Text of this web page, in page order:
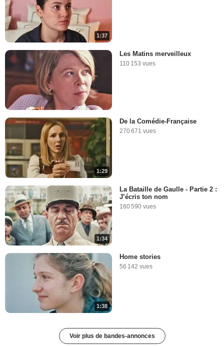
1:37
Les Matins merveilleux
110 153 vues
1:29
De la Comédie-Française
270 671 vues
1:34
La Bataille de Gaulle - Partie 2 :
J’écris ton nom
160 590 vues
1:38
Home stories
56 142 vues
Voir plus de bandes-annonces